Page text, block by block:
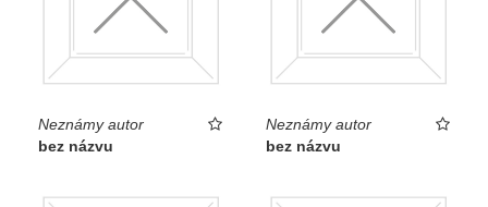
Neznámy autor
bez názvu
Neznámy autor
bez názvu